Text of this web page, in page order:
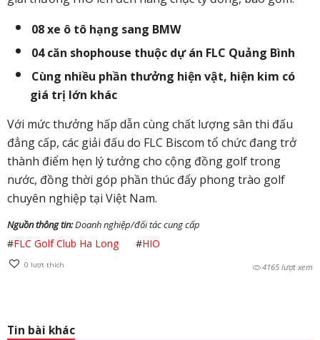
08 xe ô tô hạng sang BMW
04 căn shophouse thuộc dự án FLC Quảng Bình
Cùng nhiều phần thưởng hiện vật, hiện kim có
giá trị lớn khác
Với mức thưởng hấp dẫn cùng chất lượng sân thi đấu
đẳng cấp, các giải đấu do FLC Biscom tổ chức đang trở
thành điểm hẹn lý tưởng cho cộng đồng golf trong
nước, đồng thời góp phần thúc đẩy phong trào golf
chuyên nghiệp tại Việt Nam.
Nguồn thông tin:Doanh nghiệp/đối tác cung cấp
#FLC Golf Club Ha Long #HIO
0 lượt thích 4165 lượt xem
Tin bài khác